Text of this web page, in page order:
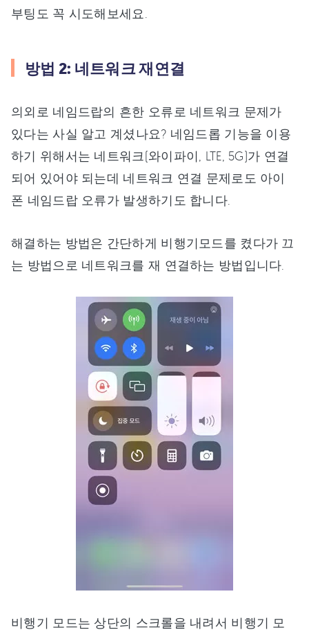
부팅도 꼭 시도해보세요.
방법 2: 네트워크 재연결
의외로 네임드랍의 흔한 오류로 네트워크 문제가
있다는 사실 알고 계셨나요? 네임드롭 기능을 이용
하기 위해서는 네트워크(와이파이, LTE, 5G)가 연결
되어 있어야 되는데 네트워크 연결 문제로도 아이
폰 네임드랍 오류가 발생하기도 합니다.
해결하는 방법은 간단하게 비행기모드를 켰다가 끄
는 방법으로 네트워크를 재 연결하는 방법입니다.
비행기 모드는 상단의 스크롤을 내려서 비행기 모